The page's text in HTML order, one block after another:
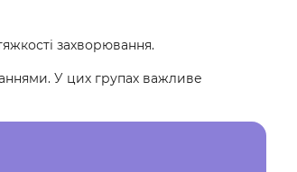
захворювання.
У цих групах важливе